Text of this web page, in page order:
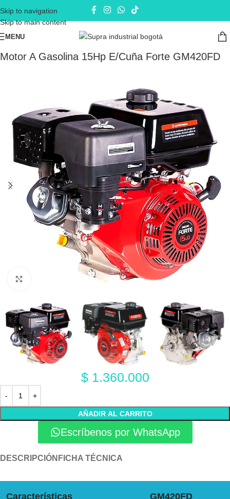
Skip to navigation
Skip to main content
MENU
Inicio Motores Motores a Gasolina
Motor A Gasolina 15Hp E/Cuña Forte GM420FD
$1.360.000
AÑADIR AL CARRITO
Escríbenos por WhatsApp
DESCRIPCIÓN FICHA TÉCNICA
Características GM420FD